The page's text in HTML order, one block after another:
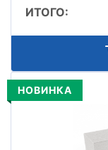
ИТОГО:
НОВИНКА